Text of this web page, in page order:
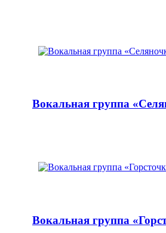
Вокальная группа
Вокальная группа